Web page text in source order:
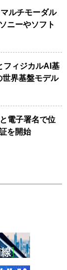
ルチモーダル
ニーやソフト
フィジカルAI基
界基盤モデル
電子署名で位
を開始